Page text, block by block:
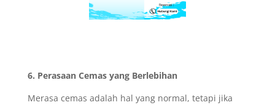
6. Perasaan Cemas yang Berlebihan
Merasa cemas adalah hal yang normal, tetapi jika